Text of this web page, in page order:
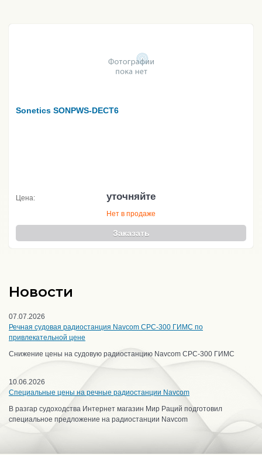
Sonetics SONPWS-DECT6
Цена: уточняйте
Нет в продаже
Заказать
Новости
07.07.2026
Речная судовая радиостанция Navcom CPC-300 ГИМС по
привлекательной цене
Снижение цены на судовую радиостанцию Navcom CPC-300 ГИМС
10.06.2026
Специальные цены на речные радиостанции Navcom
В разгар судоходства Интернет магазин Мир Раций подготовил
специальное предложение на радиостанции Navcom